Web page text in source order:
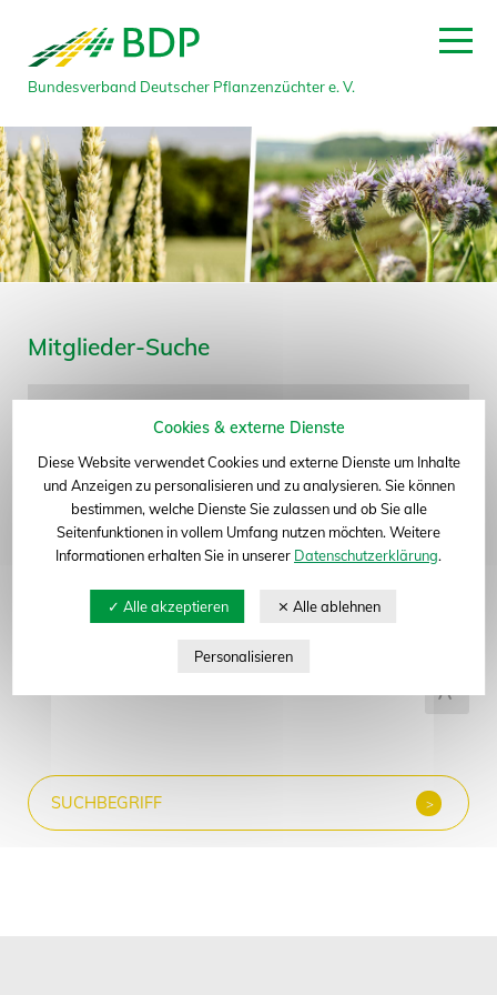
Bundesverband Deutscher Pflanzenzüchter e. V.
Mitglieder-Suche
Bundesland
Abteilung
Alle anzeigen zum Seitenanfang
Cookies & externe Dienste
Diese Website verwendet Cookies und externe Dienste um Inhalte
und Anzeigen zu personalisieren und zu analysieren. Sie können
bestimmen, welche Dienste Sie zulassen und ob Sie alle
Seitenfunktionen in vollem Umfang nutzen möchten. Weitere
Informationen erhalten Sie in unserer Datenschutzerklärung.